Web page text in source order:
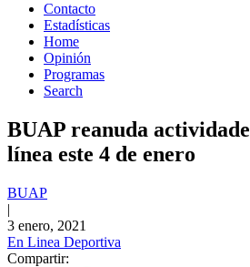
Contacto
Estadísticas
Home
Opinión
Programas
Search
BUAP reanuda
línea este 4 de enero
BUAP
|
3 enero, 2021
En Linea Deportiva
Compartir: